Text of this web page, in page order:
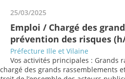
25/03/2025
Emploi / Chargé des
prévention des risques
Préfecture Ille et Vilaine
Vos activités principales : Grands
des grands rassemblements